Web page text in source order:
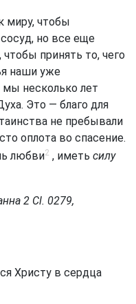
миру, чтобы
но все еще
принять то, чего
наши уже
несколько лет
Это — благо для
не пребывали
оплота во спасение.
любви2 , иметь силу
2 Сl. 0279,
Христу в сердца